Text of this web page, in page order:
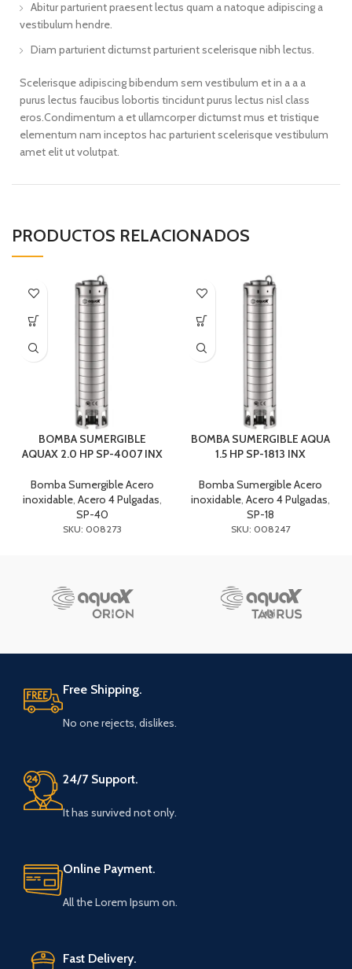
Abitur parturient praesent lectus quam a natoque adipiscing a
vestibulum hendre.
Diam parturient dictumst parturient scelerisque nibh lectus.
Scelerisque adipiscing bibendum sem vestibulum et in a a a
purus lectus faucibus lobortis tincidunt purus lectus nisl class
eros.Condimentum a et ullamcorper dictumst mus et tristique
elementum nam inceptos hac parturient scelerisque vestibulum
amet elit ut volutpat.
PRODUCTOS RELACIONADOS
BOMBA SUMERGIBLE
AQUAX 2.0 HP SP-4007 INX
Bomba Sumergible Acero
inoxidable, Acero 4 Pulgadas,
SP-40
SKU: 008273
BOMBA SUMERGIBLE AQUA
1.5 HP SP-1813 INX
Bomba Sumergible Acero
inoxidable, Acero 4 Pulgadas,
SP-18
SKU: 008247
Free Shipping.
No one rejects, dislikes.
24/7 Support.
It has survived not only.
Online Payment.
All the Lorem Ipsum on.
Fast Delivery.